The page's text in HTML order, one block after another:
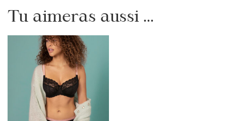
Tu aimeras aussi ...